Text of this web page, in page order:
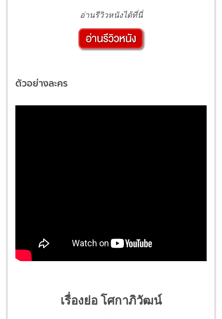
อ่านรีวิวหนังได้ที่นี่
ตัวอย่างละคร
เรื่องย่อ โศกาภิวัฒน์